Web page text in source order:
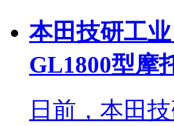
本田技研工
GL1800型摩
日前，本田